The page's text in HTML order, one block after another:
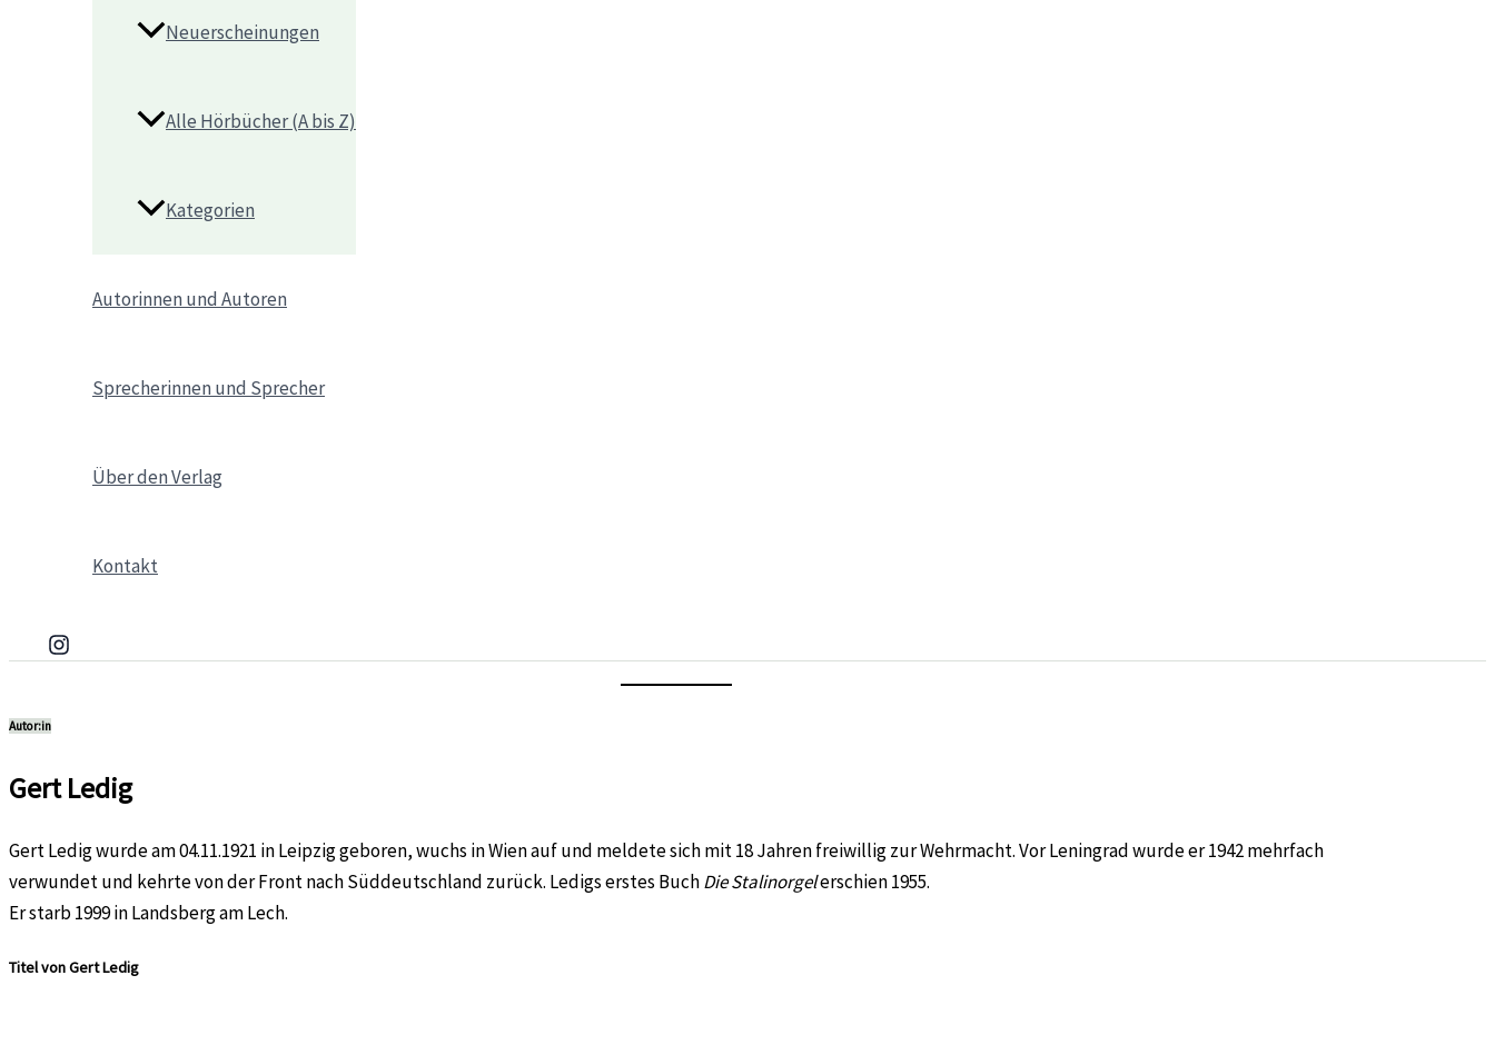
Neuerscheinungen
Alle Hörbücher (A bis Z)
Kategorien
Autorinnen und Autoren
Sprecherinnen und Sprecher
Über den Verlag
Kontakt
Autor:in
Gert Ledig
Gert Ledig wurde am 04.11.1921 in Leipzig geboren, wuchs in Wien auf und meldete sich mit 18 Jahren freiwillig zur Wehrmacht. Vor Leningrad wurde er 1942 mehrfach
verwundet und kehrte von der Front nach Süddeutschland zurück. Ledigs erstes BuchDie Stalinorgelerschien 1955.
Er starb 1999 in Landsberg am Lech.
Titel von Gert Ledig